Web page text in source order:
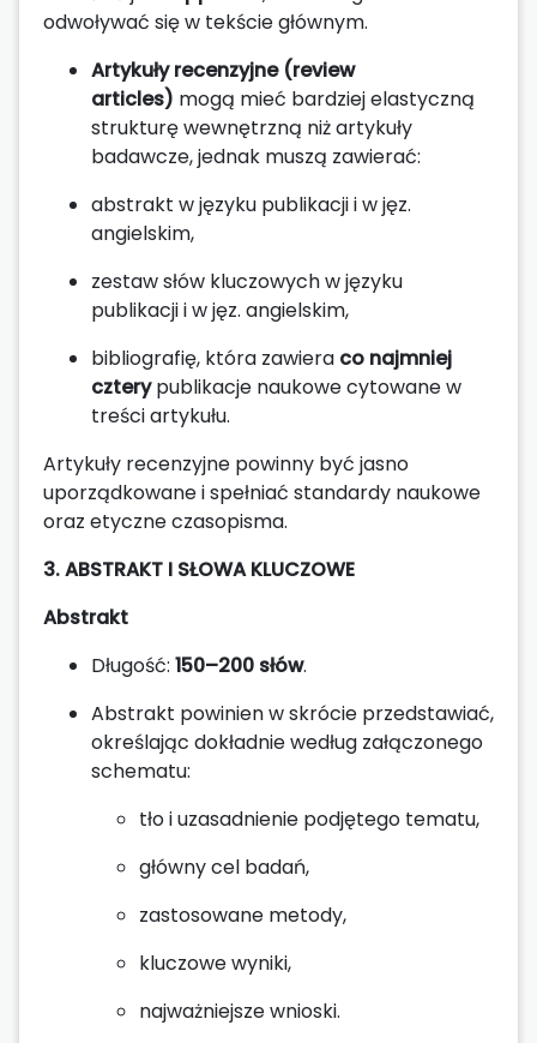
odwoływać się w tekście głównym.
Artykuły recenzyjne (review
articles) mogą mieć bardziej elastyczną
strukturę wewnętrzną niż artykuły
badawcze, jednak muszą zawierać:
abstrakt w języku publikacji i w jęz.
angielskim,
zestaw słów kluczowych w języku
publikacji i w jęz. angielskim,
bibliografię, która zawiera co najmniej
czterypublikacje naukowe cytowane w
treści artykułu.
Artykuły recenzyjne powinny być jasno
uporządkowane i spełniać standardy naukowe
oraz etyczne czasopisma.
3. ABSTRAKT I SŁOWA KLUCZOWE
Abstrakt
Długość: 150–200 słów.
Abstrakt powinien w skrócie przedstawiać,
określając dokładnie według załączonego
schematu:
tło i uzasadnienie podjętego tematu,
główny cel badań,
zastosowane metody,
kluczowe wyniki,
najważniejsze wnioski.